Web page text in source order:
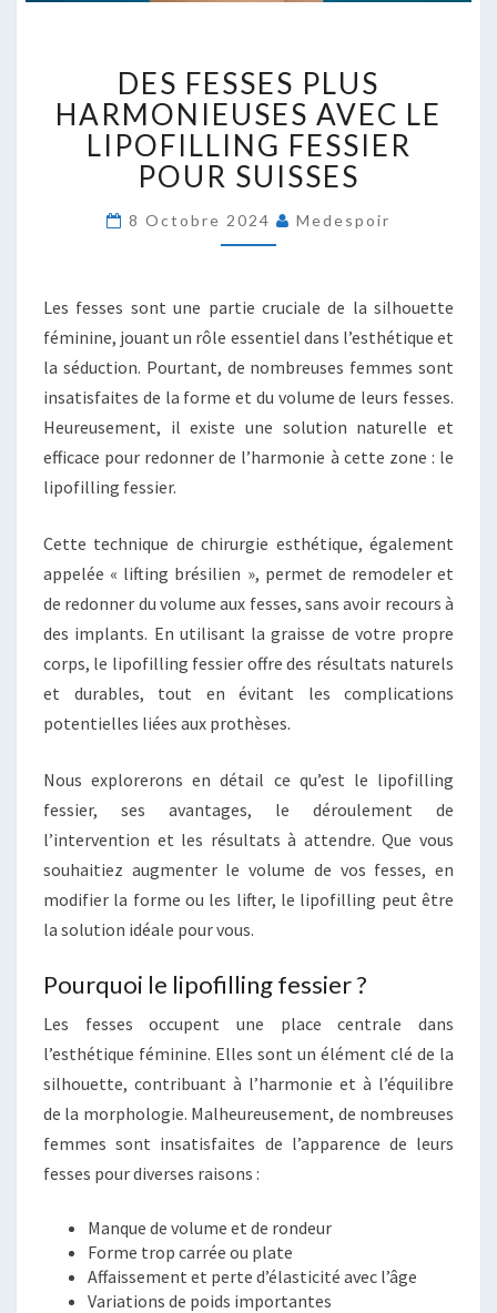
FESSES
PLUS
HARMONIEUSES
AVEC
LE
FESSIER
POUR
DES FESSES PLUS
HARMONIEUSES AVEC LE
LIPOFILLING FESSIER
POUR SUISSES
8 Octobre 2024 Medespoir
Les fesses sont une partie cruciale de la silhouette
féminine, jouant un rôle essentiel dans l’esthétique et
la séduction. Pourtant, de nombreuses femmes sont
insatisfaites de la forme et du volume de leurs fesses.
Heureusement, il existe une solution naturelle et
efficace pour redonner de l’harmonie à cette zone : le
lipofilling fessier.
Cette technique de chirurgie esthétique, également
appelée « lifting brésilien », permet de remodeler et
de redonner du volume aux fesses, sans avoir recours à
des implants. En utilisant la graisse de votre propre
corps, le lipofilling fessier offre des résultats naturels
et durables, tout en évitant les complications
potentielles liées aux prothèses.
Nous explorerons en détail ce qu’est le lipofilling
fessier, ses avantages, le déroulement de
l’intervention et les résultats à attendre. Que vous
souhaitiez augmenter le volume de vos fesses, en
modifier la forme ou les lifter, le lipofilling peut être
la solution idéale pour vous.
Pourquoi le lipofilling fessier ?
Les fesses occupent une place centrale dans
l’esthétique féminine. Elles sont un élément clé de la
silhouette, contribuant à l’harmonie et à l’équilibre
de la morphologie. Malheureusement, de nombreuses
femmes sont insatisfaites de l’apparence de leurs
fesses pour diverses raisons :
Manque de volume et de rondeur
Forme trop carrée ou plate
Affaissement et perte d’élasticité avec l’âge
Variations de poids importantes